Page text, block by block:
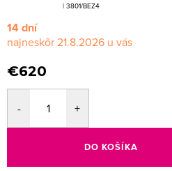
| 3801/BEZ4
14 dní
21.8.2026
€620
DO KOŠÍKA